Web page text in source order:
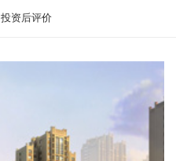
投资后评价